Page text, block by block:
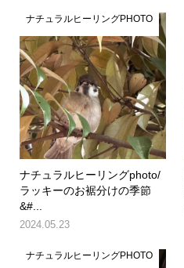
ナチュラルヒーリングPHOTO
ナチュラルヒーリングphoto/
ラッキーのお裾分けの季節
&#...
2024.05.23
ナチュラルヒーリングPHOTO